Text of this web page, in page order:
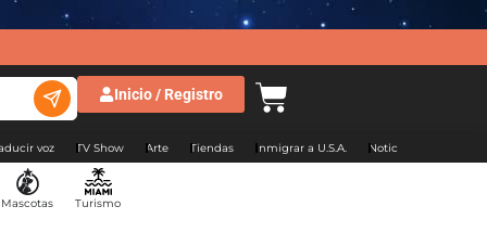
Inicio / Registro
voz TV Show Arte Tiendas Inmigrar a U.S.A. Noticias Argentina
Mascotas Turismo